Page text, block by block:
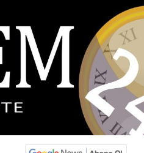
Kattı
Cenaze Törenine Katıldı
Kur’an Kursu Öğrencileriyle Buluştu